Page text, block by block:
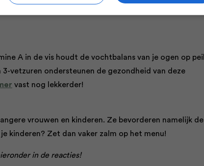
in zalm draagt daar trouwens aan bij, net
A in de vis houdt de vochtbalans van je ogen op peil
vetzuren ondersteunen de gezondheid van deze
vast nog lekkerder!
vrouwen en kinderen. Ze bevorderen namelijk de
kinderen? Zet dan vaker zalm op het menu!
in de reacties!